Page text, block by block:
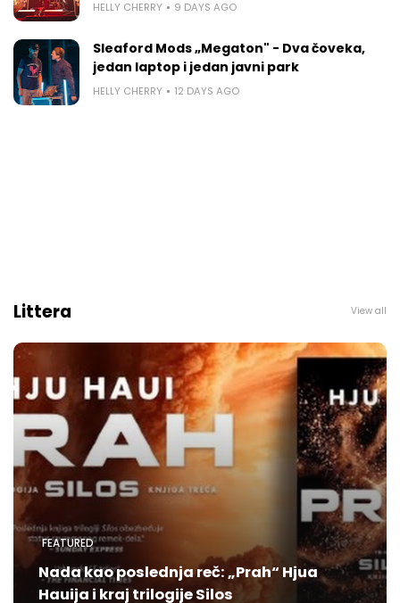
HELLY CHERRY 9 DAYS AGO
Sleaford Mods „Megaton" - Dva čoveka,
jedan laptop i jedan javni park
HELLY CHERRY 12 DAYS AGO
Littera View all
FEATURED
Nada kao poslednja reč: „Prah“ Hjua
Hauija i kraj trilogije Silos